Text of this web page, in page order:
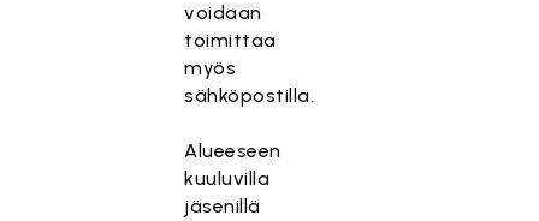
voidaan
toimittaa
myös
sähköpostilla.
Alueeseen
kuuluvilla
jäsenillä